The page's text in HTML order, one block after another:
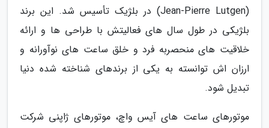
(Jean-Pierre Lutgen) در بلژیک تأسیس شد. این برند
بلژیکی در طول سال های فعالیتش با طراحی ها و ارائه
خلاقیت های منحصربه فرد و خلق ساعت های نوآورانه و
ارزان اش توانسته به یکی از برندهای شناخته شده دنیا
تبدیل شود.
موتورهای ساعت های آیس واچ، موتورهای ژاپنی شرکت